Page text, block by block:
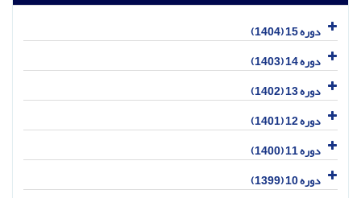
دوره 15 (1404)
دوره 14 (1403)
دوره 13 (1402)
دوره 12 (1401)
دوره 11 (1400)
دوره 10 (1399)